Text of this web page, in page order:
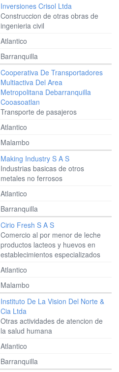
Inversiones Crisol Ltda
Construccion de otras obras de
ingenieria civil
Atlantico
Barranquilla
Cooperativa De Transportadores
Multiactiva Del Area
Metropolitana Debarranquilla
Cooasoatlan
Transporte de pasajeros
Atlantico
Malambo
Making Industry S A S
Industrias basicas de otros
metales no ferrosos
Atlantico
Barranquilla
Cirio Fresh S A S
Comercio al por menor de leche
productos lacteos y huevos en
establecimientos especializados
Atlantico
Malambo
Instituto De La Vision Del Norte &
Cia Ltda
Otras actividades de atencion de
la salud humana
Atlantico
Barranquilla